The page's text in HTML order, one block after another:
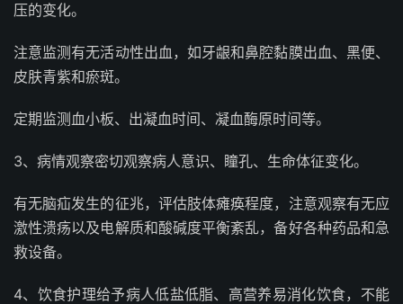
压的变化。
注意监测有无活动性出血，如牙龈和鼻腔黏膜出血、黑便、
皮肤青紫和瘀斑。
定期监测血小板、出凝血时间、凝血酶原时间等。
3、病情观察密切观察病人意识、瞳孔、生命体征变化。
有无脑疝发生的征兆，评估肢体瘫痪程度，注意观察有无应
激性溃疡以及电解质和酸碱度平衡紊乱，备好各种药品和急
救设备。
4、饮食护理给予病人低盐低脂、高营养易消化饮食，不能